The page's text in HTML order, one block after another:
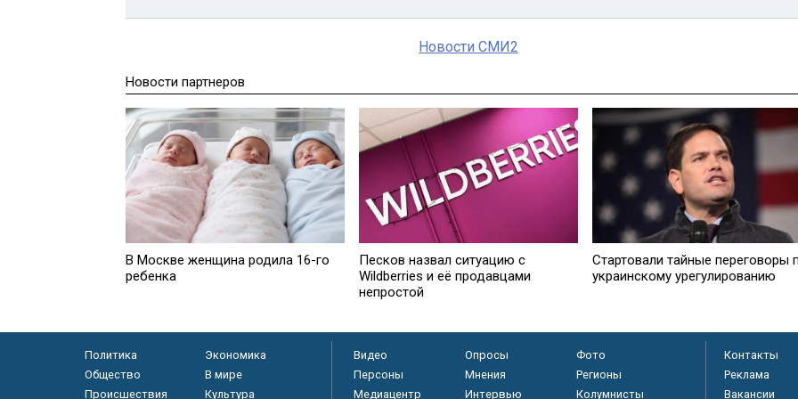
Новости СМИ2
Новости партнеров
В Москве женщина родила 16-го
ребенка
Песков назвал ситуацию с
Wildberries и её продавцами
непростой
Стартовали тайные переговоры
украинскому урегулированию
Политика
Экономика
Общество
В мире
Происшествия
Культура
Видео Опросы
Фото
Персоны
Мнения
Регионы
Медиацентр
Интервью Колумнисты
Контакты
Реклама
Вакансии